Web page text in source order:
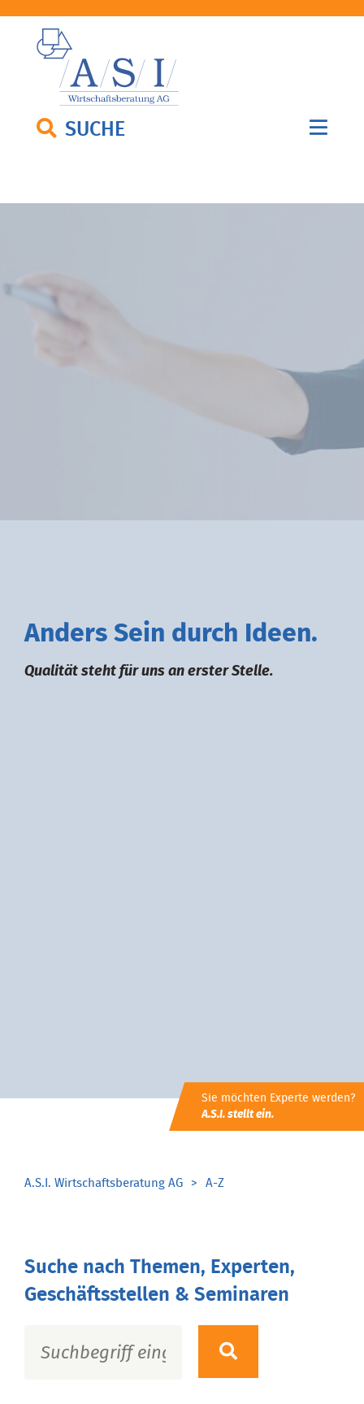
SUCHE
Anders Sein durch deen.
Qualität steht für uns an erster Stelle.
Sie möchten Experte werden?
A.S.I. stellt ein.
A.S.I. Wirtschaftsberatung AG A-Z
Suche nach Themen, Experten,
Geschäftsstellen & Seminaren